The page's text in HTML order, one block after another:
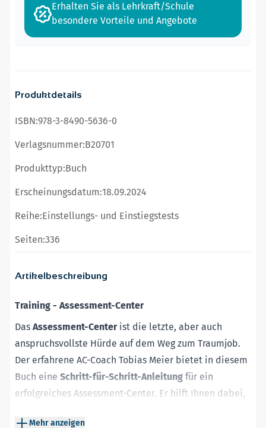
Erhalten Sie als Lehrkraft/Schule
besondere Vorteile und Angebote
Artikelbeschreibung
Training - Assessment-Center
Das Assessment-Centerist die letzte, aber auch
anspruchsvollste Hürde auf dem Weg zum Traumjob.
Der erfahrene AC-Coach Tobias Meier bietet in diesem
Buch eine Schritt-für-Schritt-Anleitung für ein
erfolgreiches Assessment-Center. Er hilft Ihnen dabei,
Mehr anzeigen
Produktdetails
ISBN:978-3-8490-5636-0
Verlagsnummer:B20701
Produkttyp:Buch
Erscheinungsdatum:18.09.2024
Reihe:Einstellungs- und Einstiegstests
Seiten:336